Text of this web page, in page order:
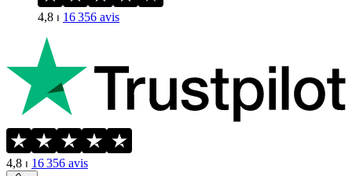
4,8 ⏐ 16 356 avis
4,8 ⏐ 16 356 avis